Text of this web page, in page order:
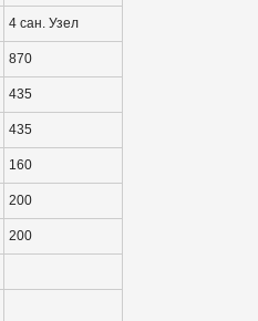
4 сан. Узел
870
435
435
160
200
200